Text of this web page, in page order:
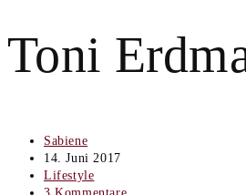
Toni
Beitrags-
Autor:
Sabiene
Beitrag
veröffentlicht:
14. Juni 2017
Beitrags-
Kategorie:
Lifestyle
Beitrags-